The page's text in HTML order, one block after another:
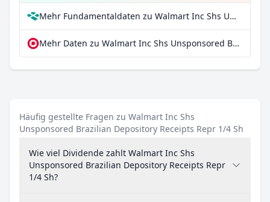
Mehr Fundamentaldaten zu Walmart Inc Shs Unsponsored Brazilian Depository Receipts Repr 1/4 Sh bei Parqet
Mehr Daten zu Walmart Inc Shs Unsponsored Brazilian Depository Receipts Repr 1/4 Sh bei extraETF
Häufig gestellte Fragen zu Walmart Inc Shs
Unsponsored Brazilian Depository Receipts Repr 1/4 Sh
Wie viel Dividende zahlt Walmart Inc Shs
Unsponsored Brazilian Depository Receipts Repr
1/4 Sh?